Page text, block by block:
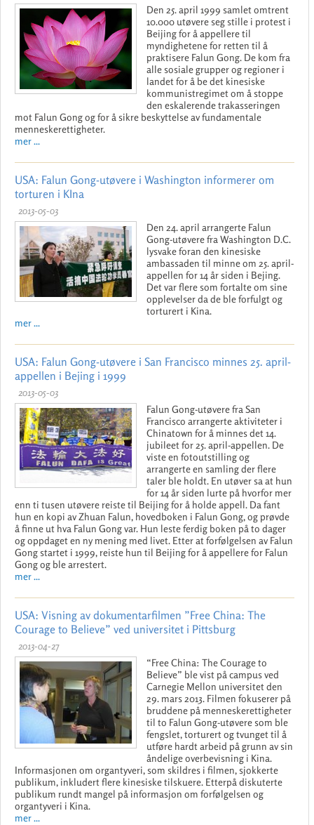
Den 25. april 1999 samlet omtrent
10.000 utøvere seg stille i protest i
Beijing for å appellere til
myndighetene for retten til å
praktisere Falun Gong. De kom fra
alle sosiale grupper og regioner i
landet for å be det kinesiske
kommunistregimet om å stoppe
den eskalerende trakasseringen
mot Falun Gong og for å sikre beskyttelse av fundamentale
menneskerettigheter.
mer ...
USA: Falun Gong-utøvere i Washington informerer om
torturen i KIna
2013-05-03
Den 24. april arrangerte Falun
Gong-utøvere fra Washington D.C.
lysvake foran den kinesiske
ambassaden til minne om 25. april-
appellen for 14 år siden i Bejing.
Det var flere som fortalte om sine
opplevelser da de ble forfulgt og
torturert i Kina.
mer ...
USA: Falun Gong-utøvere i San Francisco minnes 25. april-
appellen i Bejing i 1999
2013-05-03
Falun Gong-utøvere fra San
Francisco arrangerte aktiviteter i
Chinatown for å minnes det 14.
jubileet for 25. april-appellen. De
viste en fotoutstilling og
arrangerte en samling der flere
taler ble holdt. En utøver sa at hun
for 14 år siden lurte på hvorfor mer
enn ti tusen utøvere reiste til Beijing for å holde appell. Da fant
hun en kopi av Zhuan Falun, hovedboken i Falun Gong, og prøvde
å finne ut hva Falun Gong var. Hun leste ferdig boken på to dager
og oppdaget en ny mening med livet. Etter at forfølgelsen av Falun
Gong startet i 1999, reiste hun til Beijing for å appellere for Falun
Gong og ble arrestert.
mer ...
USA: Visning av dokumentarfilmen ”Free China: The
Courage to Believe” ved universitet i Pittsburg
2013-04-27
“Free China: The Courage to
Believe” ble vist på campus ved
Carnegie Mellon universitet den
29. mars 2013. Filmen fokuserer på
bruddene på menneskerettigheter
til to Falun Gong-utøvere som ble
fengslet, torturert og tvunget til å
utføre hardt arbeid på grunn av sin
åndelige overbevisning i Kina.
Informasjonen om organtyveri, som skildres i filmen, sjokkerte
publikum, inkludert flere kinesiske tilskuere. Etterpå diskuterte
publikum rundt mangel på informasjon om forfølgelsen og
organtyveri i Kina.
mer ...